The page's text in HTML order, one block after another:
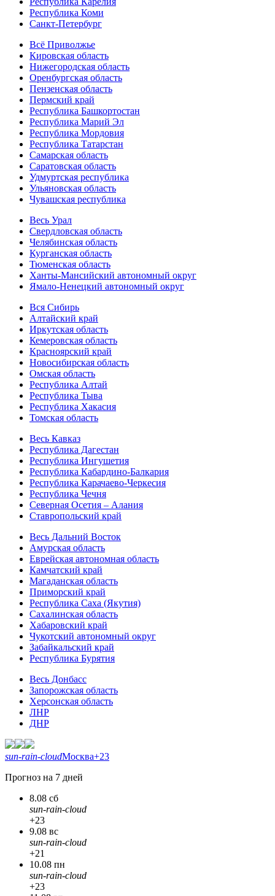
Республика Коми
Санкт-Петербург
Всё Приволжье
Кировская область
Нижегородская область
Оренбургская область
Пензенская область
Пермский край
Республика Башкортостан
Республика Марий Эл
Республика Мордовия
Республика Татарстан
Самарская область
Саратовская область
Удмуртская республика
Ульяновская область
Чувашская республика
Весь Урал
Свердловская область
Челябинская область
Курганская область
Тюменская область
Ханты-Мансийский автономный округ
Ямало-Ненецкий автономный округ
Вся Сибирь
Алтайский край
Иркутская область
Кемеровская область
Красноярский край
Новосибирская область
Омская область
Республика Алтай
Республика Тыва
Республика Хакасия
Томская область
Весь Кавказ
Республика Дагестан
Республика Ингушетия
Республика Кабардино-Балкария
Республика Карачаево-Черкесия
Республика Чечня
Северная Осетия – Алания
Ставропольский край
Весь Дальний Восток
Амурская область
Еврейская автономная область
Камчатский край
Магаданская область
Приморский край
Республика Саха (Якутия)
Сахалинская область
Хабаровский край
Чукотский автономный округ
Забайкальский край
Республика Бурятия
Весь Донбасс
Запорожская область
Херсонская область
ЛНР
ДНР
sun-rain-cloudМосква+23
Прогноз на 7 дней
8.08 сб
sun-rain-cloud
+23
9.08 вс
sun-rain-cloud
+21
10.08 пн
sun-rain-cloud
+23